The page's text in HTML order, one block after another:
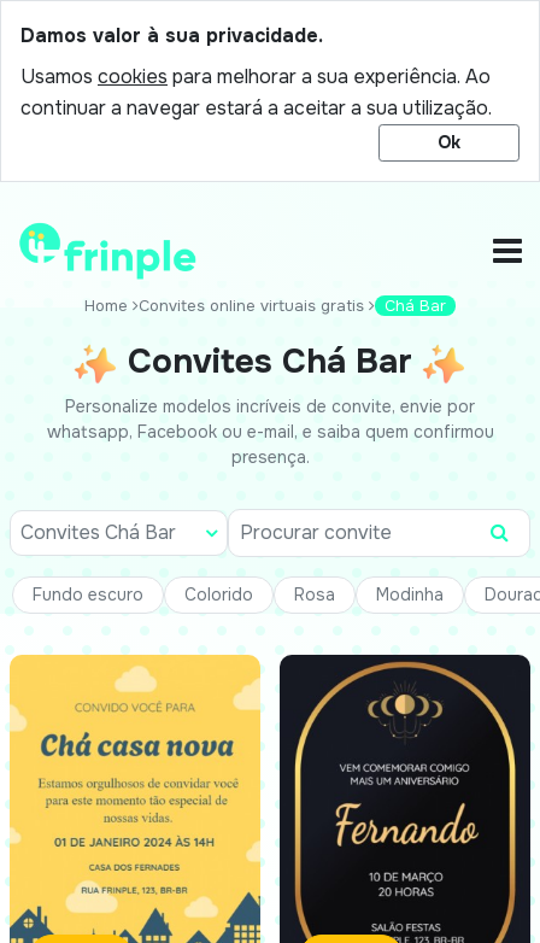
Damos valor à sua privacidade.
Usamos cookies para melhorar a sua experiência. Ao
continuar a navegar estará a aceitar a sua utilização.
Ok
Home Convites online virtuais gratis Chá Bar
Convites Chá Bar
Personalize modelos incríveis de convite, envie por
whatsapp, Facebook ou e-mail, e saiba quem confirmou
presença.
Convites Chá Bar
Fundo escuro Colorido Rosa Modinha